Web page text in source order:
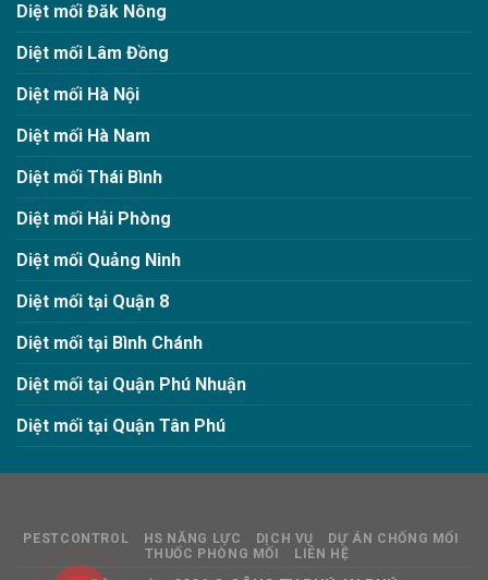
Diệt mối Đăk Nông
Diệt mối Lâm Đồng
Diệt mối Hà Nội
Diệt mối Hà Nam
Diệt mối Thái Bình
Diệt mối Hải Phòng
Diệt mối Quảng Ninh
Diệt mối tại Quận 8
Diệt mối tại Bình Chánh
Diệt mối tại Quận Phú Nhuận
Diệt mối tại Quận Tân Phú
PESTCONTROL HS NĂNG LỰC DỊCH VỤ
DỰ ÁN CHỐNG MỐI
THUỐC PHÒNG MỐI
LIÊN HỆ